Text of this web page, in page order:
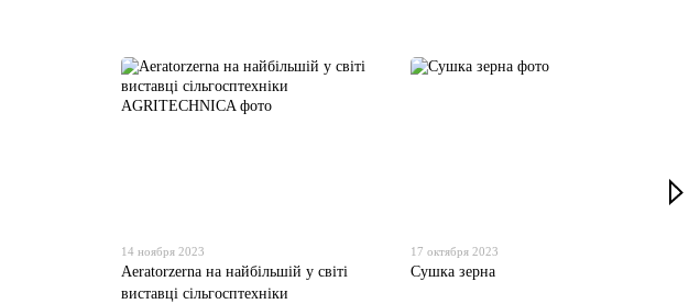
14 ноября 2023
Аeratorzerna на найбільшій у світі
виставці сільгосптехніки
17 октября 2023
Сушка зерна